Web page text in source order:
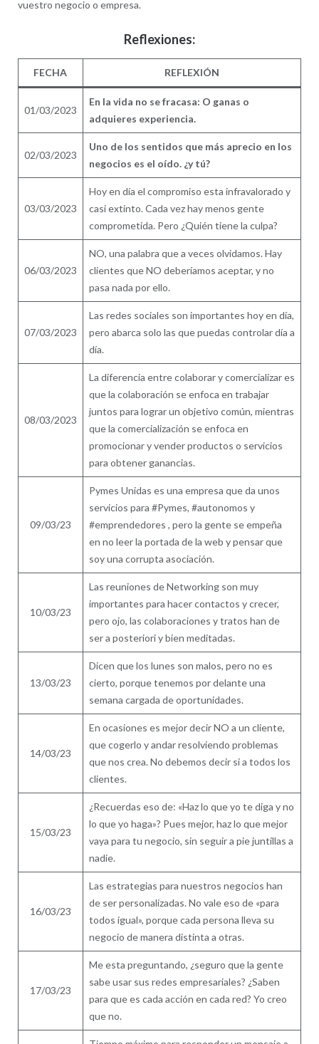
vuestro negocio o empresa.
Reflexiones:
FECHA REFLEXIÓN
01/03/2023
En la vida no se fracasa: O ganas o
adquieres experiencia.
02/03/2023
Uno de los sentidos que más aprecio en los
negocios es el oído. ¿y tú?
03/03/2023
Hoy en día el compromiso esta infravalorado y
casi extinto. Cada vez hay menos gente
comprometida. Pero ¿Quién tiene la culpa?
06/03/2023
NO, una palabra que a veces olvidamos. Hay
clientes que NO deberíamos aceptar, y no
pasa nada por ello.
07/03/2023
Las redes sociales son importantes hoy en día,
pero abarca solo las que puedas controlar día a
día.
08/03/2023
La diferencia entre colaborar y comercializar es
que la colaboración se enfoca en trabajar
juntos para lograr un objetivo común, mientras
que la comercialización se enfoca en
promocionar y vender productos o servicios
para obtener ganancias.
09/03/23
Pymes Unidas es una empresa que da unos
servicios para #Pymes, #autonomos y
#emprendedores , pero la gente se empeña
en no leer la portada de la web y pensar que
soy una corrupta asociación.
10/03/23
Las reuniones de Networking son muy
importantes para hacer contactos y crecer,
pero ojo, las colaboraciones y tratos han de
ser a posteriori y bien meditadas.
13/03/23
Dicen que los lunes son malos, pero no es
cierto, porque tenemos por delante una
semana cargada de oportunidades.
14/03/23
En ocasiones es mejor decir NO a un cliente,
que cogerlo y andar resolviendo problemas
que nos crea. No debemos decir si a todos los
clientes.
15/03/23
¿Recuerdas eso de: «Haz lo que yo te diga y no
lo que yo haga»? Pues mejor, haz lo que mejor
vaya para tu negocio, sin seguir a pie juntillas a
nadie.
16/03/23
Las estrategias para nuestros negocios han
de ser personalizadas. No vale eso de «para
todos igual», porque cada persona lleva su
negocio de manera distinta a otras.
17/03/23
Me esta preguntando, ¿seguro que la gente
sabe usar sus redes empresariales? ¿Saben
para que es cada acción en cada red? Yo creo
que no.